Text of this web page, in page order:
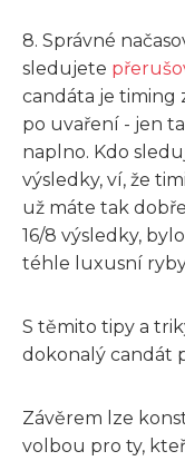
8. Správné
sledujete
candáta je timing
po uvaření - jen
naplno. Kdo
výsledky, ví, že
už máte tak
16/8 výsledky,
téhle luxusní
S těmito tipy a
dokonalý candát
Závěrem lze
volbou pro ty,